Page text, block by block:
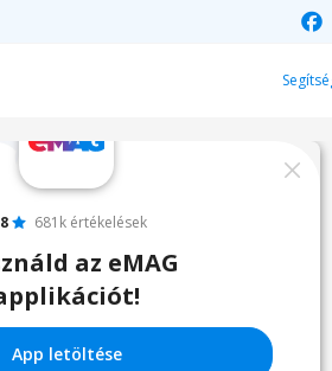
681k értékelések
az eMAG
App letöltése